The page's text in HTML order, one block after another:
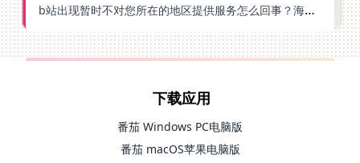
b站出现暂时不对您所在的地区提供服务怎么回事？海外党亲测有效的回国加速方案
下载应用
番茄 Windows PC电脑版
番茄 macOS苹果电脑版